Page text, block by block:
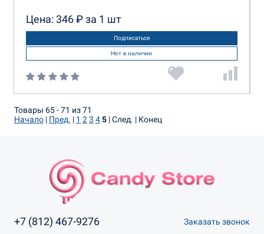
Цена: 346 ₽ за 1 шт
Подписаться
Нет в наличии
Товары 65 - 71 из 71
Начало| Пред. | 1 23 45| След. | Конец
+7 (812) 467-9276 Заказать звонок